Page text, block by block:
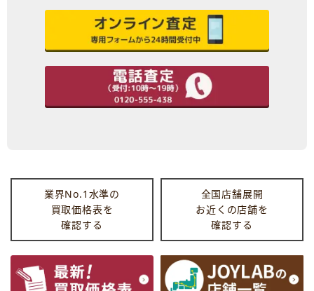
業界No.1水準の
買取価格表を
確認する
全国店舗展開
お近くの店舗を
確認する